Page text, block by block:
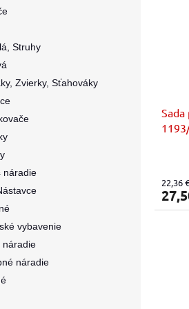
Struhy
Zvierky, Sťahováky
náradie
vybavenie
náradie
náradie
22,36